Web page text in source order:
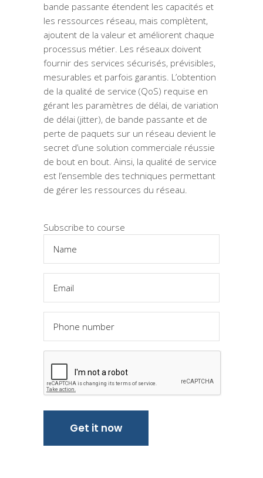
bande passante étendent les capacités et
les ressources réseau, mais complètent,
ajoutent de la valeur et améliorent chaque
processus métier. Les réseaux doivent
fournir des services sécurisés, prévisibles,
mesurables et parfois garantis. L’obtention
de la qualité de service (QoS) requise en
gérant les paramètres de délai, de variation
de délai (jitter), de bande passante et de
perte de paquets sur un réseau devient le
secret d’une solution commerciale réussie
de bout en bout. Ainsi, la qualité de service
est l’ensemble des techniques permettant
de gérer les ressources du réseau.
Subscribe to course